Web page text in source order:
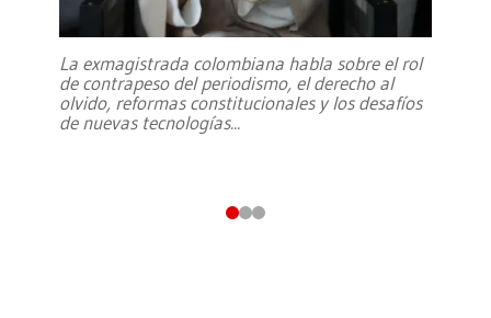
La exmagistrada colombiana habla sobre el rol
de contrapeso del periodismo, el derecho al
olvido, reformas constitucionales y los desafíos
de nuevas tecnologías...